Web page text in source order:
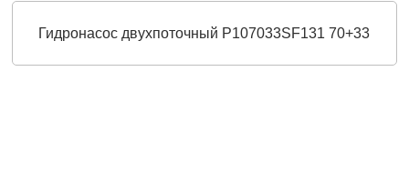
Гидронасос двухпоточный P107033SF131 70+33